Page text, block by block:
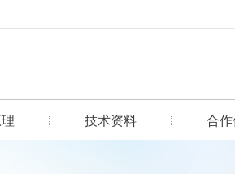
技术资料 合